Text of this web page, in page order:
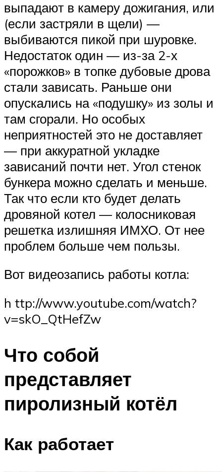
выпадают в камеру дожигания, или
(если застряли в щели) —
выбиваются пикой при шуровке.
Недостаток один — из-за 2-х
«порожков» в топке дубовые дрова
стали зависать. Раньше они
опускались на «подушку» из золы и
там сгорали. Но особых
неприятностей это не доставляет
— при аккуратной укладке
зависаний почти нет. Угол стенок
бункера можно сделать и меньше.
Так что если кто будет делать
дровяной котел — колосниковая
решетка излишняя ИМХО. От нее
проблем больше чем пользы.
Вот видеозапись работы котла:
h ttp://www.youtube.com/watch?
v=skO_QtHefZw
Что собой
представляет
пиролизный котёл
Как работает